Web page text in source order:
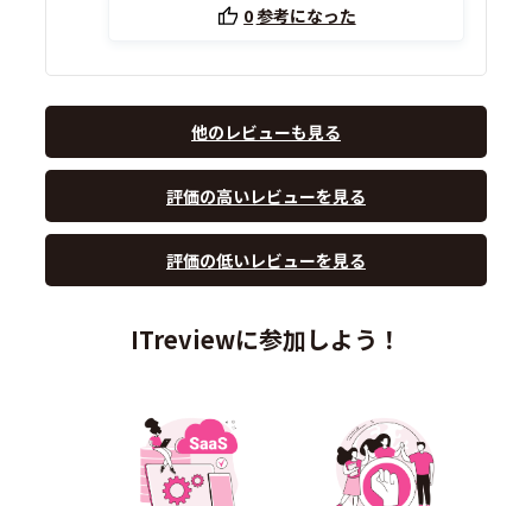
0参考になった
他のレビューも見る
評価の高いレビューを見る
評価の低いレビューを見る
ITreviewに参加しよう！